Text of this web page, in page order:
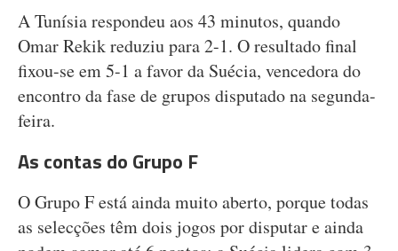
A Tunísia respondeu aos 43 minutos, quando
Omar Rekik reduziu para 2-1. O resultado final
fixou-se em 5-1 a favor da Suécia, vencedora do
encontro da fase de grupos disputado na segunda-
feira.
As contas do Grupo F
O Grupo F está ainda muito aberto, porque todas
as selecções têm dois jogos por disputar e ainda